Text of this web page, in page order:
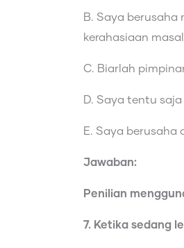
B. Saya
kerahasiaan
C. Biarlah
D. Saya tentu
E. Saya berusaha
Jawaban:
Penilian
7. Ketika sedang